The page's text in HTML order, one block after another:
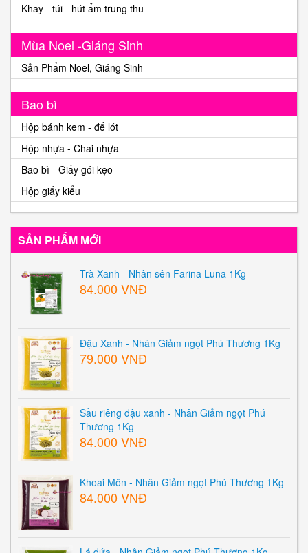
Khay - túi - hút ẩm trung thu
Mùa Noel -Giáng Sinh
Sản Phẩm Noel, Giáng Sinh
Bao bì
Hộp bánh kem - đế lót
Hộp nhựa - Chai nhựa
Bao bì - Giấy gói kẹo
Hộp giấy kiểu
SẢN PHẨM MỚI
Trà Xanh - Nhân sên Farina Luna 1Kg
84.000 VNĐ
Đậu Xanh - Nhân Giảm ngọt Phú Thương 1Kg
79.000 VNĐ
Sầu riêng đậu xanh - Nhân Giảm ngọt Phú
Thương 1Kg
84.000 VNĐ
Khoai Môn - Nhân Giảm ngọt Phú Thương 1Kg
84.000 VNĐ